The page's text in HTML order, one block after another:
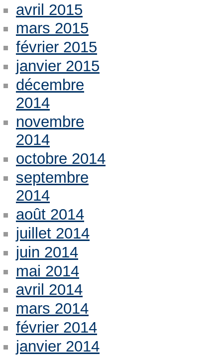
avril 2015
mars 2015
février 2015
janvier 2015
décembre
2014
novembre
2014
octobre 2014
septembre
2014
août 2014
juillet 2014
juin 2014
mai 2014
avril 2014
mars 2014
février 2014
janvier 2014